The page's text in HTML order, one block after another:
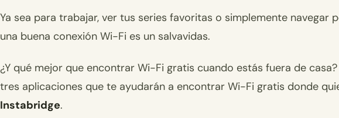
Ya sea para trabajar, ver tus series favoritas o simplemente navegar
una buena conexión Wi-Fi es un salvavidas.
¿Y qué mejor que encontrar Wi-Fi gratis cuando estás fuera de
tres aplicaciones que te ayudarán a encontrar Wi-Fi gratis donde
Instabridge.